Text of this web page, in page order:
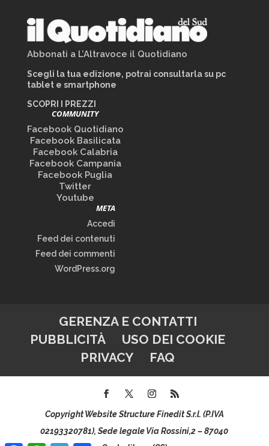
Abbonati a L’Altravoce il Quotidiano
Scegli la tua edizione, potrai consultarla su pc
tablet e smartphone
SCOPRI I PREZZI
COMMUNITY
Facebook Quotidiano
Facebook Basilicata
Facebook Calabria
Facebook Campania
Facebook Puglia
Twitter
Youtube
META
Accedi
Feed dei contenuti
Feed dei commenti
WordPress.org
GERENZA E CONTATTI
PUBBLICITÀ
USO DEI COOKIE
PRIVACY
FAQ
Copyright Website Structure Finedit S.r.l. (P.IVA
02193320781), Sede legale Via Rossini,2 – 87040